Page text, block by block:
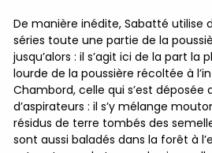
De manière inédite, Sabatté utilise
séries toute une partie de la
jusqu’alors : il s’agit ici de la part la
lourde de la poussière récoltée à
Chambord, celle qui s’est déposée
d’aspirateurs : il s’y mélange
résidus de terre tombés des
sont aussi baladés dans la forêt à